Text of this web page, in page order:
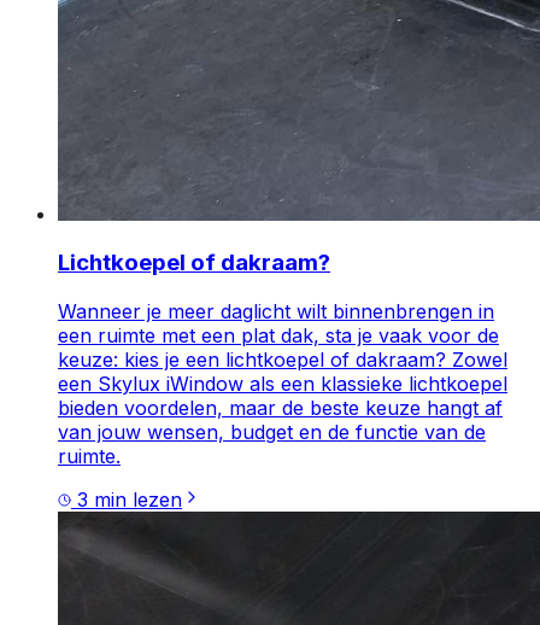
Lichtkoepel of dakraam?
Wanneer je meer daglicht wilt binnenbrengen in
een ruimte met een plat dak, sta je vaak voor de
keuze: kies je een lichtkoepel of dakraam? Zowel
een Skylux iWindow als een klassieke lichtkoepel
bieden voordelen, maar de beste keuze hangt af
van jouw wensen, budget en de functie van de
ruimte.
3 min lezen